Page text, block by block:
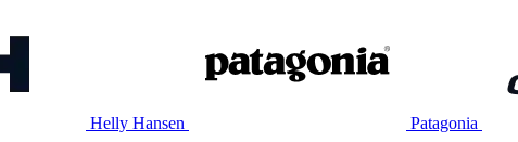
Helly Hansen Patagonia